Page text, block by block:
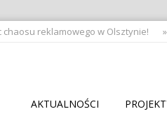
chaosu reklamowego w Olsztynie!
AKTUALNOŚCI